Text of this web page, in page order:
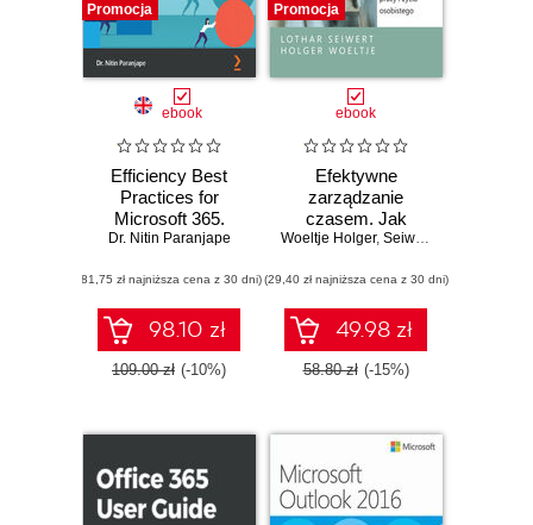
Promocja
ebook
Efficiency Best
Practices for
Microsoft 365.
Discover ways to
efficiency and save
time using M365
applications
Dr. Nitin Paranjape
(81,75 zł najniższa cena z 30 dni)
98.10 zł
109.00 zł (-10%)
Promocja
ebook
Efektywne
zarządzanie
czasem. Jak
wykorzystać
do zorganizowania
pracy i życia
osobistego
Woeltje Holger, Seiwert Lothar
(29,40 zł najniższa cena z 30 dni)
49.98 zł
58.80 zł (-15%)